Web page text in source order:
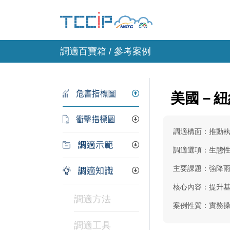
調適百寶箱 / 參考案例
調適方法
調適工具
美國－
調適構面：推動
調適選項：生態
主要課題：強降
核心內容：提升
案例性質：實務